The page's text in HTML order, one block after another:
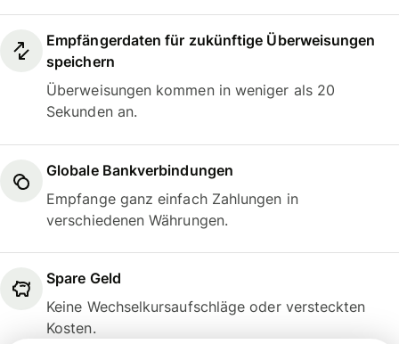
Empfängerdaten für zukünftige Überweisungen
speichern
Überweisungen kommen in weniger als 20
Sekunden an.
Globale Bankverbindungen
Empfange ganz einfach Zahlungen in
verschiedenen Währungen.
Spare Geld
Keine Wechselkursaufschläge oder versteckten
Kosten.